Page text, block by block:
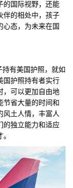
的国际视野，还能
伴的相处中，孩子
心态，为未来在国
有美国护照，就如
国护照持有者实行
，可以更加自由地
节省大量的时间和
风土人情，丰富人
的独立能力和适应